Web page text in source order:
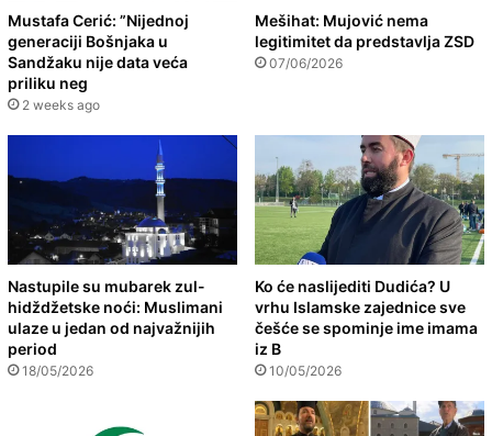
Mustafa Cerić: ”Nijednoj
generaciji Bošnjaka u
Sandžaku nije data veća
priliku neg
2 weeks ago
Mešihat: Mujović nema
legitimitet da predstavlja ZSD
07/06/2026
Nastupile su mubarek zul-
hidždžetske noći: Muslimani
ulaze u jedan od najvažnijih
period
18/05/2026
Ko će naslijediti Dudića? U
vrhu Islamske zajednice sve
češće se spominje ime imama
iz B
10/05/2026